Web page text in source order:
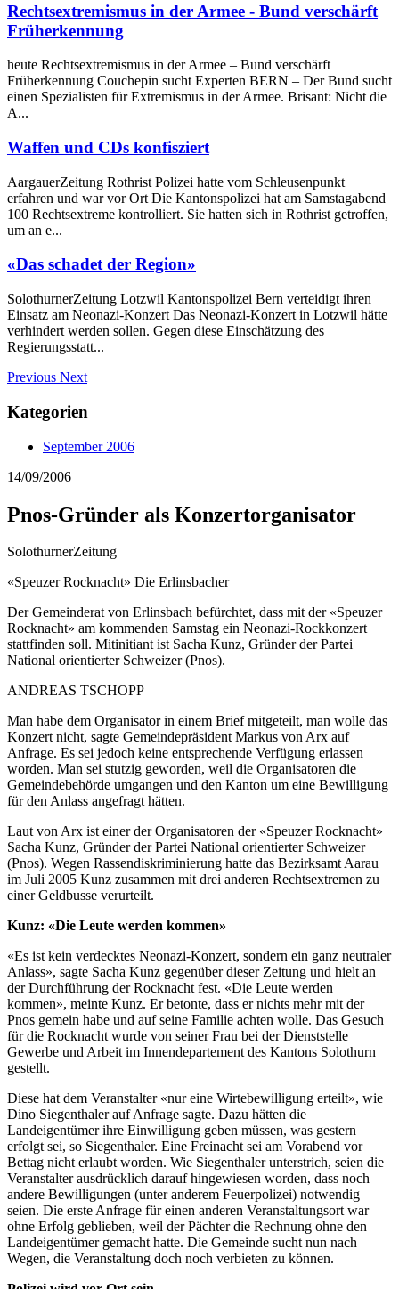
Rechtsextremismus in der Armee - Bund verschärft
Früherkennung
heute Rechtsextremismus in der Armee – Bund verschärft
Früherkennung Couchepin sucht Experten BERN – Der Bund sucht
einen Spezialisten für Extremismus in der Armee. Brisant: Nicht die
A...
Waffen und CDs konfisziert
AargauerZeitung Rothrist Polizei hatte vom Schleusenpunkt
erfahren und war vor Ort Die Kantonspolizei hat am Samstagabend
100 Rechtsextreme kontrolliert. Sie hatten sich in Rothrist getroffen,
um an e...
«Das schadet der Region»
SolothurnerZeitung Lotzwil Kantonspolizei Bern verteidigt ihren
Einsatz am Neonazi-Konzert Das Neonazi-Konzert in Lotzwil hätte
verhindert werden sollen. Gegen diese Einschätzung des
Regierungsstatt...
Previous Next
Kategorien
September 2006
14/09/2006
Pnos-Gründer als Konzertorganisator
SolothurnerZeitung
«Speuzer Rocknacht» Die Erlinsbacher
Der Gemeinderat von Erlinsbach befürchtet, dass mit der «Speuzer
Rocknacht» am kommenden Samstag ein Neonazi-Rockkonzert
stattfinden soll. Mitinitiant ist Sacha Kunz, Gründer der Partei
National orientierter Schweizer (Pnos).
ANDREAS TSCHOPP
Man habe dem Organisator in einem Brief mitgeteilt, man wolle das
Konzert nicht, sagte Gemeindepräsident Markus von Arx auf
Anfrage. Es sei jedoch keine entsprechende Verfügung erlassen
worden. Man sei stutzig geworden, weil die Organisatoren die
Gemeindebehörde umgangen und den Kanton um eine Bewilligung
für den Anlass angefragt hätten.
Laut von Arx ist einer der Organisatoren der «Speuzer Rocknacht»
Sacha Kunz, Gründer der Partei National orientierter Schweizer
(Pnos). Wegen Rassendiskriminierung hatte das Bezirksamt Aarau
im Juli 2005 Kunz zusammen mit drei anderen Rechtsextremen zu
einer Geldbusse verurteilt.
Kunz: «Die Leute werden kommen»
«Es ist kein verdecktes Neonazi-Konzert, sondern ein ganz neutraler
Anlass», sagte Sacha Kunz gegenüber dieser Zeitung und hielt an
der Durchführung der Rocknacht fest. «Die Leute werden
kommen», meinte Kunz. Er betonte, dass er nichts mehr mit der
Pnos gemein habe und auf seine Familie achten wolle. Das Gesuch
für die Rocknacht wurde von seiner Frau bei der Dienststelle
Gewerbe und Arbeit im Innendepartement des Kantons Solothurn
gestellt.
Diese hat dem Veranstalter «nur eine Wirtebewilligung erteilt», wie
Dino Siegenthaler auf Anfrage sagte. Dazu hätten die
Landeigentümer ihre Einwilligung geben müssen, was gestern
erfolgt sei, so Siegenthaler. Eine Freinacht sei am Vorabend vor
Bettag nicht erlaubt worden. Wie Siegenthaler unterstrich, seien die
Veranstalter ausdrücklich darauf hingewiesen worden, dass noch
andere Bewilligungen (unter anderem Feuerpolizei) notwendig
seien. Die erste Anfrage für einen anderen Veranstaltungsort war
ohne Erfolg geblieben, weil der Pächter die Rechnung ohne den
Landeigentümer gemacht hatte. Die Gemeinde sucht nun nach
Wegen, die Veranstaltung doch noch verbieten zu können.